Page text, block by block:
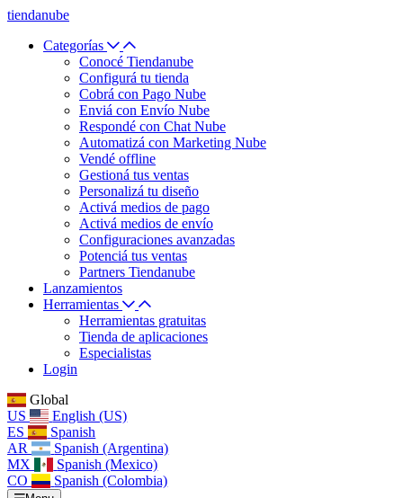
tiendanube
Categorías
Conocé Tiendanube
Configurá tu tienda
Cobrá con Pago Nube
Enviá con Envío Nube
Respondé con Chat Nube
Automatizá con Marketing Nube
Vendé offline
Gestioná tus ventas
Personalizá tu diseño
Activá medios de pago
Activá medios de envío
Configuraciones avanzadas
Potenciá tus ventas
Partners Tiendanube
Lanzamientos
Herramientas
Herramientas gratuitas
Tienda de aplicaciones
Especialistas
Login
Global
US
English (US)
ES
Spanish
AR
Spanish (Argentina)
MX
Spanish (Mexico)
CO
Spanish (Colombia)